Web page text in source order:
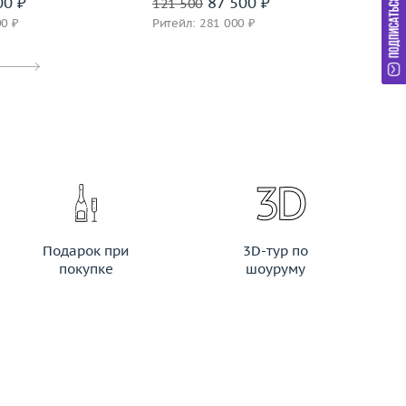
₽ Ритейл: 281 000 ₽
Подарок при
покупке
3D-тур по
шоуруму